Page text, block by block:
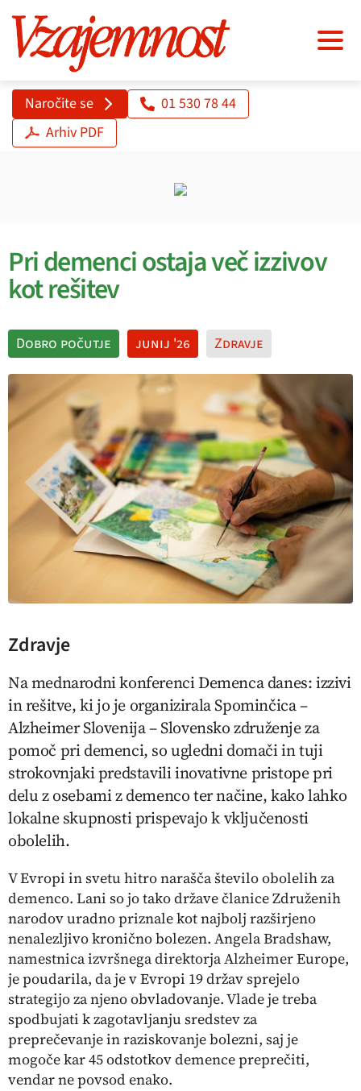
Naročite se
01 530 78 44
Arhiv PDF
Pri demenci ostaja več izzivov
kot rešitev
Dobro počutje junij '26 Zdravje
Zdravje
Na mednarodni konferenciDemenca danes: izzivi
in rešitve, ki jo je organizirala Spominčica –
Alzheimer Slovenija – Slovensko združenje za
pomoč pri demenci, so ugledni domači in tuji
strokovnjaki predstavili inovativne pristope pri
delu z osebami z demenco ter načine, kako lahko
lokalne skupnosti prispevajo k vključenosti
obolelih.
V Evropi in svetu hitro narašča število obolelih za
demenco. Lani so jo tako države članice Združenih
narodov uradno priznale kot najbolj razširjeno
nenalezljivo kronično bolezen. Angela Bradshaw,
namestnica izvršnega direktorja Alzheimer Europe,
je poudarila, da je v Evropi 19 držav sprejelo
strategijo za njeno obvladovanje. Vlade je treba
spodbujati k zagotavljanju sredstev za
preprečevanje in raziskovanje bolezni, saj je
mogoče kar 45 odstotkov demence preprečiti,
vendar ne povsod enako.